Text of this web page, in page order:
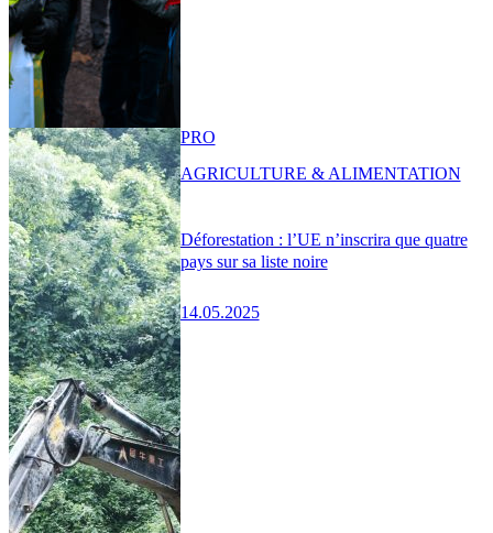
Déforestation : l’UE n’inscrira que quatre
pays sur sa liste noire
14.05.2025
PRO
AGRICULTURE & ALIMENTATION